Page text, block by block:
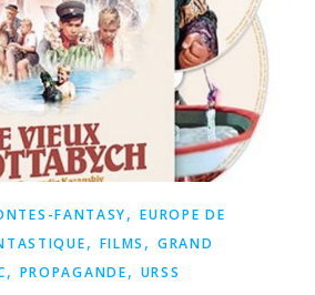
FANTASY,EUROPE DE
, FILMS ,GRAND
, PROPAGANDE, URSS